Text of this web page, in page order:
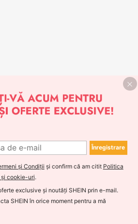
Înregistrare
și Condiții și confirm că am citit Politica
cookie-uri.
exclusive și noutăți SHEIN prin e-mail.
SHEIN în orice moment pentru a mă